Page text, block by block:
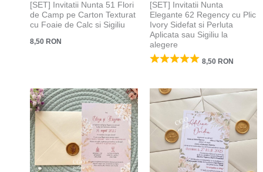
[SET] Invitatii Nunta 51 Flori
de Camp pe Carton Texturat
cu Foaie de Calc si Sigiliu
8,50 RON
[SET] Invitatii Nunta
Elegante 62 Regency cu Plic
Ivory Sidefat si Perluta
Aplicata sau Sigiliu la
alegere
8,50 RON